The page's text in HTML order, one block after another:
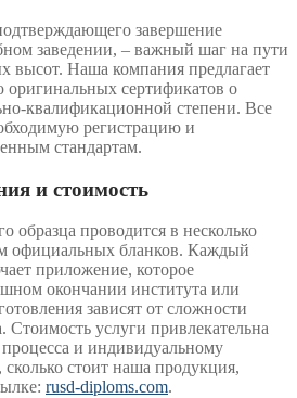
завершение
заведении, – важный шаг на пути
высот. Наша компания предлагает
оригинальных сертификатов о
квалификационной степени. Все
регистрацию и
стандартам.
и стоимость
образца проводится в несколько
официальных бланков. Каждый
приложение, которое
окончании института или
зависят от сложности
Стоимость услуги привлекательна
и индивидуальному
стоит наша продукция,
rusd-diploms.com.